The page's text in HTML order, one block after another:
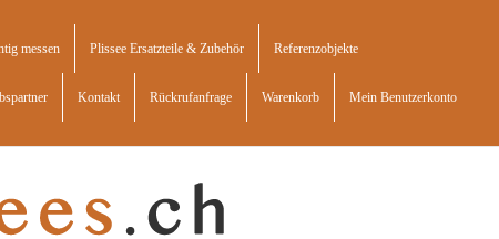
messen Plissee Ersatzteile & Zubehör Referenzobjekte
Kontakt Rückrufanfrage Warenkorb Mein Benutzerkonto